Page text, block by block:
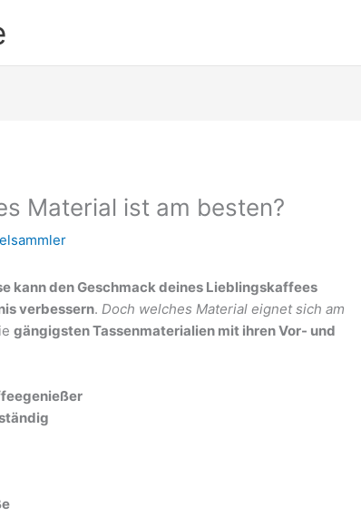
Material ist am besten?
kann den Geschmack deines Lieblingskaffees
verbessern.Doch welches Material eignet sich am
gängigsten Tassenmaterialien mit ihren Vor- und